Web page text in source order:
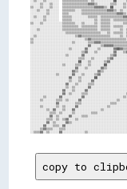
copy to